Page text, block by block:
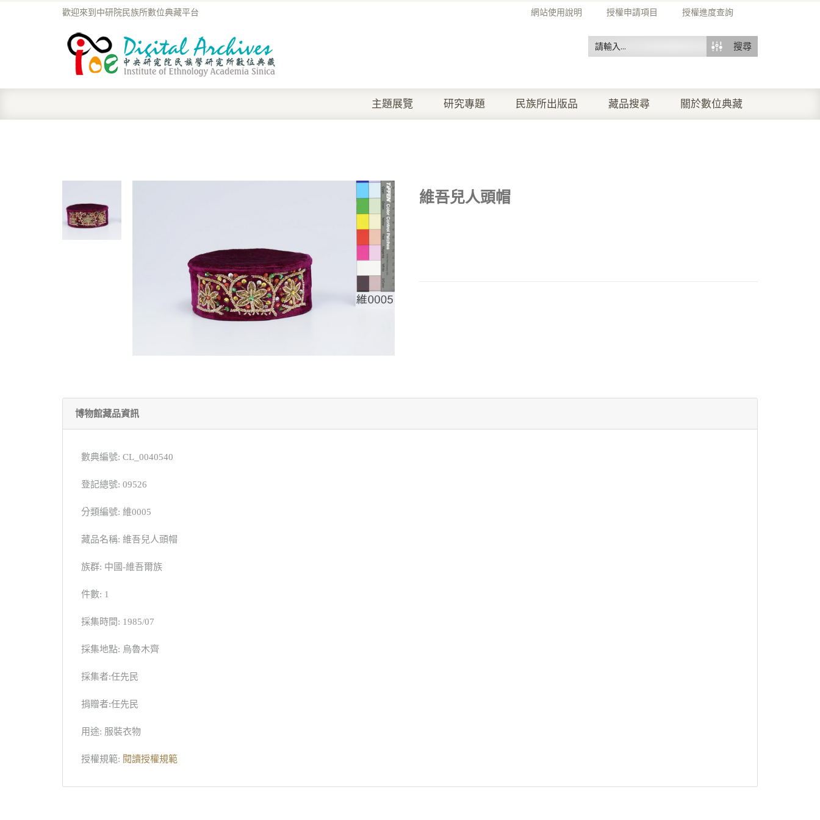
網站使用說明 授權申請項目 授權進度查詢
歡迎來到中研院民族所數位典藏平台
搜尋
主題展覽 研究專題 民族所出版品 藏品搜尋 關於數位典藏
維吾兒人頭帽
博物館藏品資訊
數典編號: CL_0040540
登記總號: 09526
分類編號: 維0005
藏品名稱: 維吾兒人頭帽
族群: 中國-維吾爾族
件數: 1
採集時間: 1985/07
採集地點: 烏魯木齊
採集者:任先民
捐贈者:任先民
用途: 服裝衣物
授權規範: 閱讀授權規範